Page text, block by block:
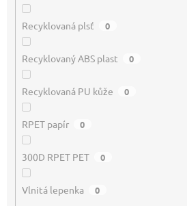
Recyklovaná plsť 0
Recyklovaný ABS plast 0
Recyklovaná PU kůže 0
RPET papír 0
300D RPET PET 0
Vlnitá lepenka 0